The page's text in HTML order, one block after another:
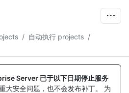
/ 自动执行 projects /
Server 已于以下日期停止服务
大安全问题，也不会发布补丁。 为